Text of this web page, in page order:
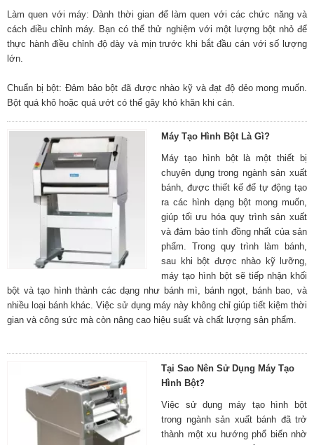
Làm quen với máy: Dành thời gian để làm quen với các chức năng và
cách điều chỉnh máy. Bạn có thể thử nghiệm với một lượng bột nhỏ để
thực hành điều chỉnh độ dày và mịn trước khi bắt đầu cán với số lượng
lớn.
Chuẩn bị bột: Đảm bảo bột đã được nhào kỹ và đạt độ dẻo mong muốn.
Bột quá khô hoặc quá ướt có thể gây khó khăn khi cán.
Máy Tạo Hình Bột Là Gì?
Máy tạo hình bột là một thiết bị
chuyên dụng trong ngành sản xuất
bánh, được thiết kế để tự động tạo
ra các hình dạng bột mong muốn,
giúp tối ưu hóa quy trình sản xuất
và đảm bảo tính đồng nhất của sản
phẩm. Trong quy trình làm bánh,
sau khi bột được nhào kỹ lưỡng,
máy tạo hình bột sẽ tiếp nhận khối
bột và tạo hình thành các dạng như bánh mì, bánh ngọt, bánh bao, và
nhiều loại bánh khác. Việc sử dụng máy này không chỉ giúp tiết kiệm thời
gian và công sức mà còn nâng cao hiệu suất và chất lượng sản phẩm.
Tại Sao Nên Sử Dụng Máy Tạo
Hình Bột?
Việc sử dụng máy tạo hình bột
trong ngành sản xuất bánh đã trở
thành một xu hướng phổ biến nhờ